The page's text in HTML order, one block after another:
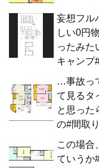
妄想フル
しい0円
ったみた
キャンプ
…事故っ
て見るタ
と思った
の#間取
この場合
ていうか